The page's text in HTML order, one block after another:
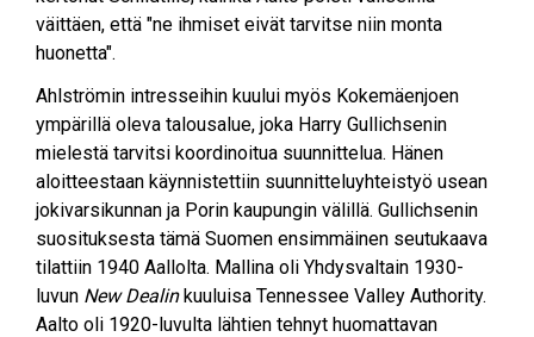
väittäen, että "ne ihmiset eivät tarvitse niin monta
huonetta".
Ahlströmin intresseihin kuului myös Kokemäenjoen
ympärillä oleva talousalue, joka Harry Gullichsenin
mielestä tarvitsi koordinoitua suunnittelua. Hänen
aloitteestaan käynnistettiin suunnitteluyhteistyö usean
jokivarsikunnan ja Porin kaupungin välillä. Gullichsenin
suosituksesta tämä Suomen ensimmäinen seutukaava
tilattiin 1940 Aallolta. Mallina oli Yhdysvaltain 1930-
luvun New Dealinkuuluisa Tennessee Valley Authority.
Aalto oli 1920-luvulta lähtien tehnyt huomattavan